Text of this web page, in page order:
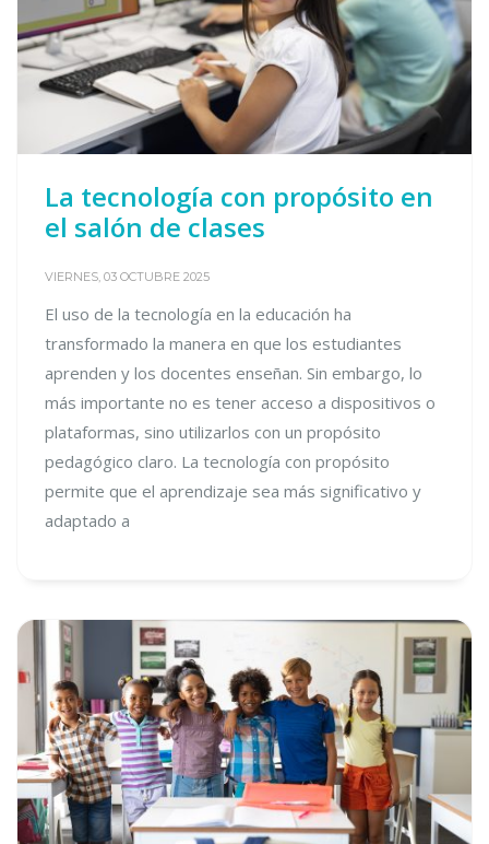
La tecnología con propósito en
el salón de clases
VIERNES, 03 OCTUBRE 2025
El uso de la tecnología en la educación ha
transformado la manera en que los estudiantes
aprenden y los docentes enseñan. Sin embargo, lo
más importante no es tener acceso a dispositivos o
plataformas, sino utilizarlos con un propósito
pedagógico claro. La tecnología con propósito
permite que el aprendizaje sea más significativo y
adaptado a